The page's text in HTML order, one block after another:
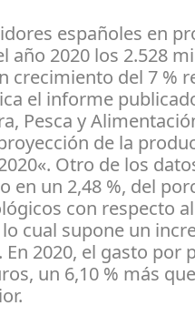
españoles en
año 2020 los 2.528
crecimiento del 7 %
el informe
Pesca y
de la
Otro de los
en un 2,48 %, del
con respecto
cual supone un
En 2020, el gasto por
un 6,10 % más